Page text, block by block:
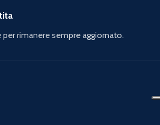
per rimanere sempre aggiornato.